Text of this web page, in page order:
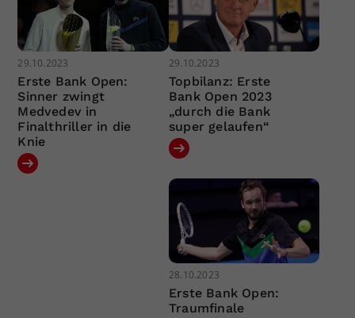
29.10.2023
Erste Bank Open:
Sinner zwingt
Medvedev in
Finalthriller in die
Knie
29.10.2023
Topbilanz: Erste
Bank Open 2023
„durch die Bank
super gelaufen“
28.10.2023
Erste Bank Open:
Traumfinale